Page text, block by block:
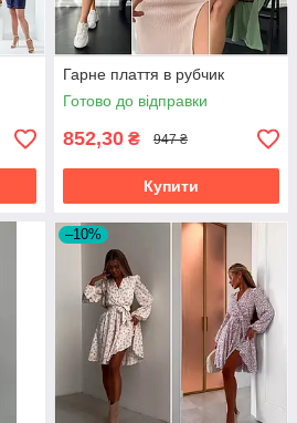
Гарне плаття в рубчик
Готово до відправки
852,30 ₴ 947 ₴
Купити
–10%